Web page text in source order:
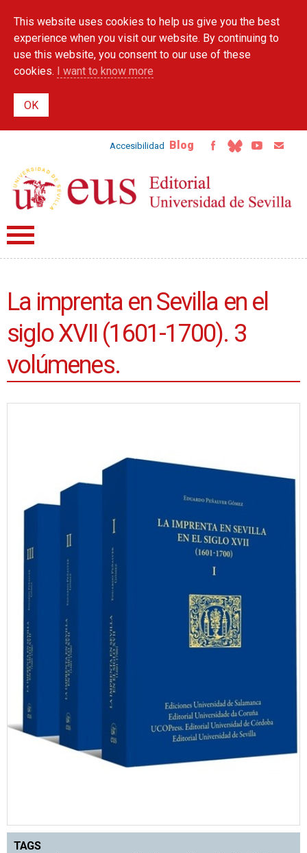
main
content
This website uses cookies to help us give you the best
experience when you visit our website. By continuing to
use this website, you consent to our use of these
cookies. I want to know more
Accesibilidad Blog
La imprenta en Sevilla en el
siglo XVII (1601-1700). 3
volúmenes.
TAGS